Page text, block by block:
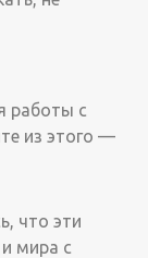
работы с
из этого —
что эти
мира с